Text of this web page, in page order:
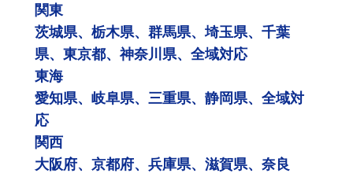
関東
茨城県、栃木県、群馬県、埼玉県、千葉
県、東京都、神奈川県、全域対応
東海
愛知県、岐阜県、三重県、静岡県、全域対
応
関西
大阪府、京都府、兵庫県、滋賀県、奈良